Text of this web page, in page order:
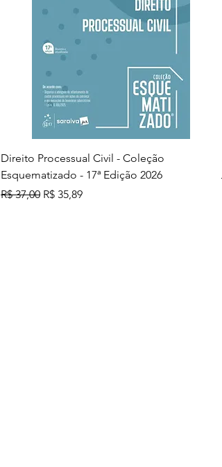
Direito Processual Civil - Coleção
Esquematizado - 17ª Edição 2026
Preço normal
R$ 37,00 Preço promocional
R$ 35,89